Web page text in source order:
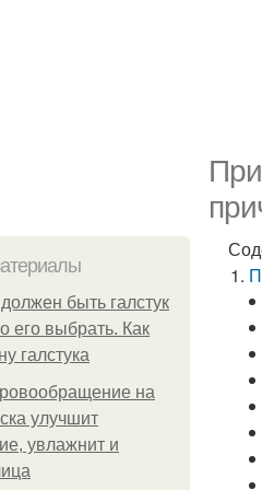
быть галстук
его выбрать. Как
галстука
на
улучшит
увлажнит и